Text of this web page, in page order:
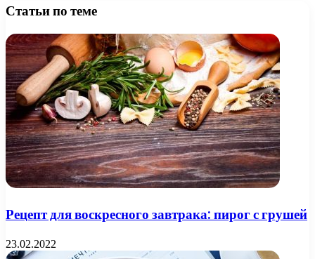
Статьи по теме
Рецепт для воскресного завтрака: пирог с грушей
23.02.2022